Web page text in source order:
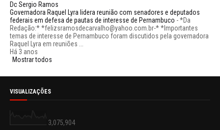
Dc Sergio Ramos
Governadora Raquel Lyra lidera reunião com senadores e deputados
federais em defesa de pautas de interesse de Pernambuco -*Da
Redação:* *felizsramosdecarvalho@yahoo.com.br-* *Importantes
temas de interesse de Pernambuco foram discutidos pela governadora
Raquel Lyra em reuniões ...
Há 3 anos
Mostrar todos
VISUALIZAÇÕES
3,075,904